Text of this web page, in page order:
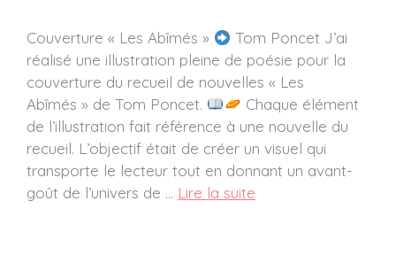
Couverture « Les Abîmés »
Tom Poncet J’ai
réalisé une illustration pleine de poésie pour la
couverture du recueil de nouvelles « Les
Abîmés » de Tom Poncet.
Chaque élément
de l’illustration fait référence à une nouvelle du
recueil. L’objectif était de créer un visuel qui
transporte le lecteur tout en donnant un avant-
goût de l’univers de … Lire la suite